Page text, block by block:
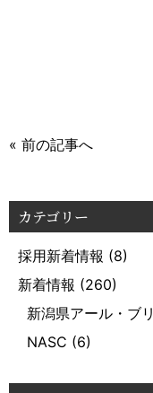
« 前の記事へ
カテゴリー
採用新着情報 (8)
新着情報 (260)
新潟県アール・ブ
NASC (6)